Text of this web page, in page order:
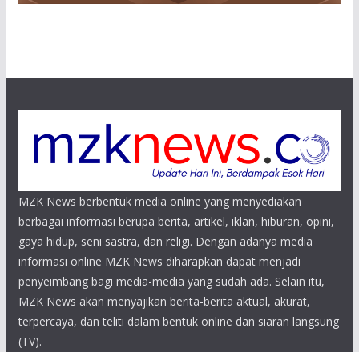
MZK News berbentuk media online yang menyediakan
berbagai informasi berupa berita, artikel, iklan, hiburan, opini,
gaya hidup, seni sastra, dan religi. Dengan adanya media
informasi online MZK News diharapkan dapat menjadi
penyeimbang bagi media-media yang sudah ada. Selain itu,
MZK News akan menyajikan berita-berita aktual, akurat,
terpercaya, dan teliti dalam bentuk online dan siaran langsung
(TV).